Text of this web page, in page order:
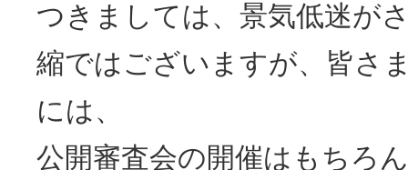
つきましては、景気低迷が
縮ではございますが、皆さ
には、
公開審査会の開催はもちろ